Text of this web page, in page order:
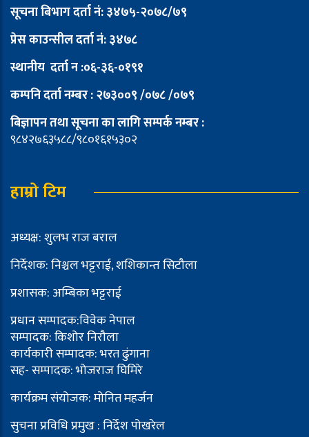
सूचना बिभाग दर्ता नं: ३४७५-२०७८/७९
प्रेस काउन्सील दर्तानं: ३४७८
स्थानीय दर्ता न :०६-३६-०१९१
कम्पनि दर्ता नम्बर : २७३००९ /०७८ /०७९
बिज्ञापन तथा सूचना का लागि सम्पर्क नम्बर :
९८४२७६३५८८/९८०१६१५३०२
हाम्रो टिम
अध्यक्ष: शुलभ राज बराल
निर्देशक: निश्चल भट्टराई, शशिकान्त सिटौला
प्रशासक: अम्बिका भट्टराई
प्रधान सम्पादक:विवेक नेपाल
सम्पादक: किशोर निरौला
कार्यकारी सम्पादक: भरत ढुंगाना
सह- सम्पादक: भोजराज घिमिरे
कार्यक्रम संयोजक: मोनित महर्जन
सुचना प्रविधि प्रमुख : निर्देश पोखरेल